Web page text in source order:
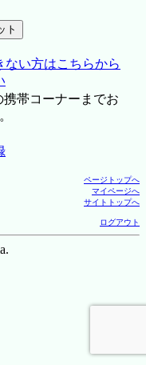
ない方はこちらから
帯コーナーまでお
ページトップへ
マイページへ
サイトトップへ
ログアウト